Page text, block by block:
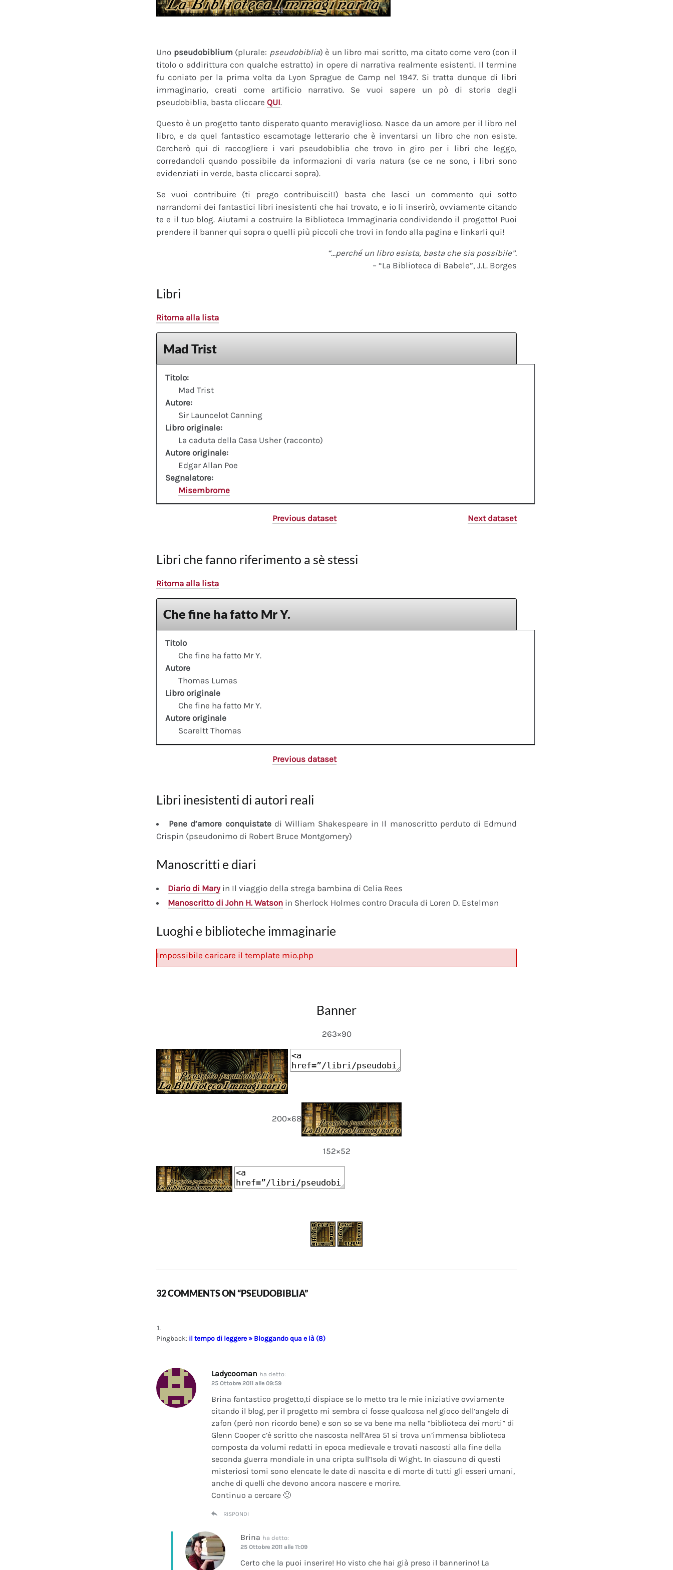
Uno pseudobiblium(plurale: pseudobiblia) è un libro mai scritto, ma citato come vero (con il
titolo o addirittura con qualche estratto) in opere di narrativa realmente esistenti. Il termine
fu coniato per la prima volta da Lyon Sprague de Camp nel 1947. Si tratta dunque di libri
immaginario, creati come artificio narrativo. Se vuoi sapere un pò di storia degli
pseudobiblia, basta cliccare QUI.
Questo è un progetto tanto disperato quanto meraviglioso. Nasce da un amore per il libro nel
libro, e da quel fantastico escamotage letterario che è inventarsi un libro che non esiste.
Cercherò qui di raccogliere i vari pseudobiblia che trovo in giro per i libri che leggo,
corredandoli quando possibile da informazioni di varia natura (se ce ne sono, i libri sono
evidenziati in verde, basta cliccarci sopra).
Se vuoi contribuire (ti prego contribuisci!!) basta che lasci un commento qui sotto
narrandomi dei fantastici libri inesistenti che hai trovato, e io li inserirò, ovviamente citando
te e il tuo blog. Aiutami a costruire la Biblioteca Immaginaria condividendo il progetto! Puoi
prendere il banner qui sopra o quelli più piccoli che trovi in fondo alla pagina e linkarli qui!
“…perché un libro esista, basta che sia possibile”.
– “La Biblioteca di Babele”, J.L. Borges
Libri
Ritorna alla lista
Mad Trist
Titolo:
Mad Trist
Autore:
Sir Launcelot Canning
Libro originale:
La caduta della Casa Usher (racconto)
Autore originale:
Edgar Allan Poe
Segnalatore:
Misembrome
Previous dataset Next dataset
Libri che fanno riferimento a sè stessi
Ritorna alla lista
Che fine ha fatto Mr Y.
Titolo
Che fine ha fatto Mr Y.
Autore
Thomas Lumas
Libro originale
Che fine ha fatto Mr Y.
Autore originale
Scareltt Thomas
Previous dataset
Libri inesistenti di autori reali
Pene d’amore conquistatedi William Shakespeare in Il manoscritto perduto di Edmund
Crispin (pseudonimo di Robert Bruce Montgomery)
Manoscritti e diari
Diario di Maryin Il viaggio della strega bambina di Celia Rees
Manoscritto di John H. Watson in Sherlock Holmes contro Dracula di Loren D. Estelman
Luoghi e biblioteche immaginarie
Impossibile caricare il template mio.php
Banner
263×90
200×68
152×52
32 COMMENTS ON “PSEUDOBIBLIA”
Pingback: il tempo di leggere » Bloggando qua e là (8)
Ladycooman ha detto:
25 Ottobre 2011 alle 09:59
Brina fantastico progetto,ti dispiace se lo metto tra le mie iniziative ovviamente
citando il blog, per il progetto mi sembra ci fosse qualcosa nel gioco dell’angelo di
zafon (però non ricordo bene) e son so se va bene ma nella “biblioteca dei morti” di
Glenn Cooper c’è scritto che nascosta nell’Area 51 si trova un’immensa biblioteca
composta da volumi redatti in epoca medievale e trovati nascosti alla fine della
seconda guerra mondiale in una cripta sull’Isola di Wight. In ciascuno di questi
misteriosi tomi sono elencate le date di nascita e di morte di tutti gli esseri umani,
anche di quelli che devono ancora nascere e morire.
Continuo a cercare 🙂
RISPONDI
Brina ha detto:
25 Ottobre 2011 alle 11:09
Certo che la puoi inserire! Ho visto che hai già preso il bannerino! La